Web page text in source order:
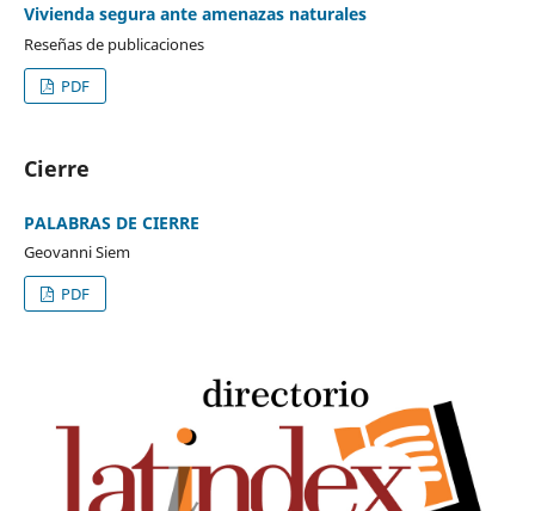
Vivienda segura ante amenazas naturales
Reseñas de publicaciones
PDF
Cierre
PALABRAS DE CIERRE
Geovanni Siem
PDF